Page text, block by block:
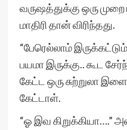
வருஷத்துக்கு ஒரு முறை
மாதிரி தான் விரிந்தது.
“பேரெல்லாம்
பயமா இருக்கு.. கூட
கேட்ட ஒரு சுற்றுலா
கேட்டாள்.
“ஓ இவ கிறுக்கியா….”